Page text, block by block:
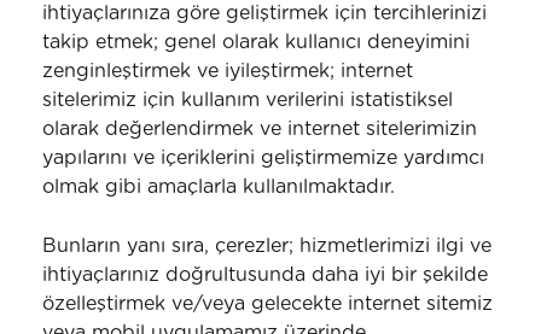
ihtiyaçlarınıza göre geliştirmek için tercihlerinizi
takip etmek; genel olarak kullanıcı deneyimini
zenginleştirmek ve iyileştirmek; internet
sitelerimiz için kullanım verilerini istatistiksel
olarak değerlendirmek ve internet sitelerimizin
yapılarını ve içeriklerini geliştirmemize yardımcı
olmak gibi amaçlarla kullanılmaktadır.
Bunların yanı sıra, çerezler; hizmetlerimizi ilgi ve
ihtiyaçlarınız doğrultusunda daha iyi bir şekilde
özelleştirmek ve/veya gelecekte internet sitemiz